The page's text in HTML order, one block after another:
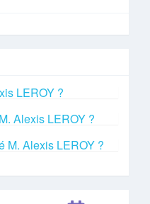
LEROY ?
Alexis LEROY ?
M. Alexis LEROY ?